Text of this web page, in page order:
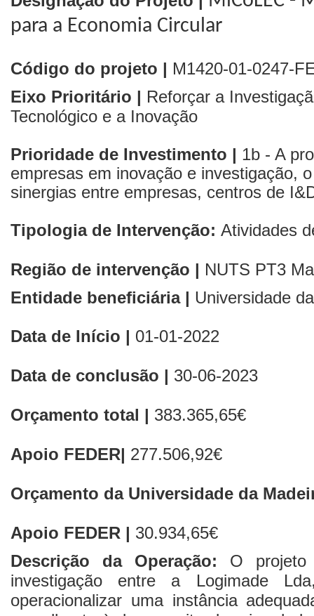
para a Economia Circular
Código do projeto | M1420-01-0247-
Eixo Prioritário | Reforçar a
Tecnológico e a Inovação
Prioridade de Investimento | 1b - A
empresas em inovação e investigação,
sinergias entre empresas, centros de
Tipologia de Intervenção: Atividades
Região de intervenção | NUTS PT3
Entidade beneficiária | Universidade
Data de Início | 01-01-2022
Data de conclusão | 30-06-2023
Orçamento total | 383.365,65€
Apoio FEDER| 277.506,92€
Orçamento da Universidade da
Apoio FEDER | 30.934,65€
Descrição da Operação: O
investigação entre a Logimade
operacionalizar uma instância